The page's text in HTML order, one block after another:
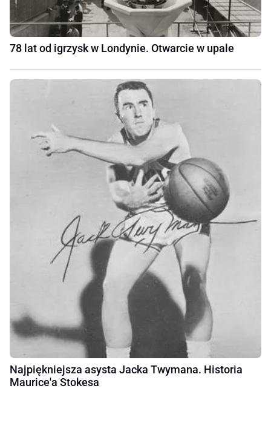
78 lat od igrzysk w Londynie. Otwarcie w upale
Najpiękniejsza asysta Jacka Twymana. Historia
Maurice'a Stokesa